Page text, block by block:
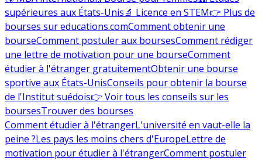
supérieures aux États-Unis🔬 Licence en STEM👉 Plus de
bourses sur educations.comComment obtenir une
bourseComment postuler aux boursesComment rédiger
une lettre de motivation pour une bourseComment
étudier à l'étranger gratuitementObtenir une bourse
sportive aux États-UnisConseils pour obtenir la bourse
de l'Institut suédois👉 Voir tous les conseils sur les
boursesTrouver des bourses
Comment étudier à l'étrangerL'université en vaut-elle la
peine ?Les pays les moins chers d'EuropeLettre de
motivation pour étudier à l'étrangerComment postuler